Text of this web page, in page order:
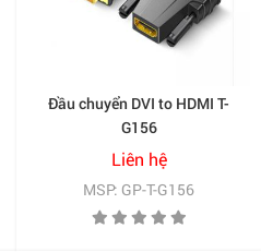
Đầu chuyển DVI to HDMI T-
G156
Liên hệ
MSP: GP-T-G156